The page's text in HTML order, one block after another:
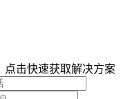
点击快速获取解决方案